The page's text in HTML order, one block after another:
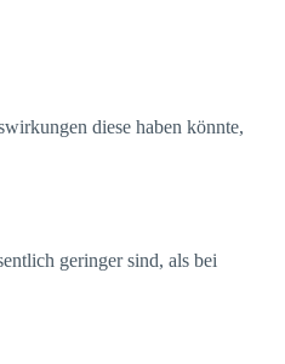
diese haben könnte,
geringer sind, als bei